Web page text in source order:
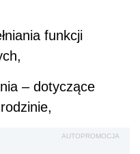
funkcji
– dotyczące
AUTOPROMOCJA